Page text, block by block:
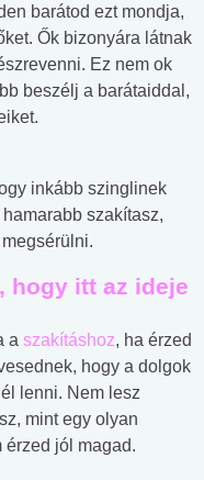
barátod ezt mondja,
Ők bizonyára látnak
Ez nem ok
beszélj a barátaiddal,
inkább szinglinek
szakítasz,
hogy itt az ideje
a szakításhoz, ha érzed
hogy a dolgok
lenni. Nem lesz
mint egy olyan
érzed jól magad.